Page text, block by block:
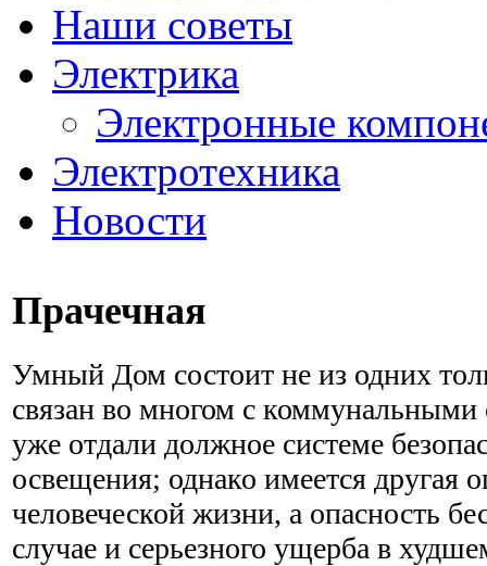
Наши советы
Электрика
Электронные
Электротехника
Новости
Прачечная
Умный Дом состоит не из одних
связан во многом с
уже отдали должное системе
освещения; однако имеется другая
человеческой жизни, а опасность
случае и серьезного ущерба в